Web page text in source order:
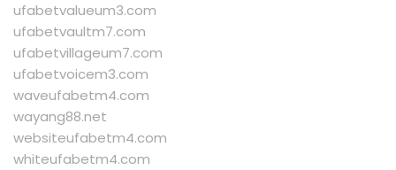
ufabetvalueum3.com
ufabetvaultm7.com
ufabetvillageum7.com
ufabetvoicem3.com
waveufabetm4.com
wayang88.net
websiteufabetm4.com
whiteufabetm4.com